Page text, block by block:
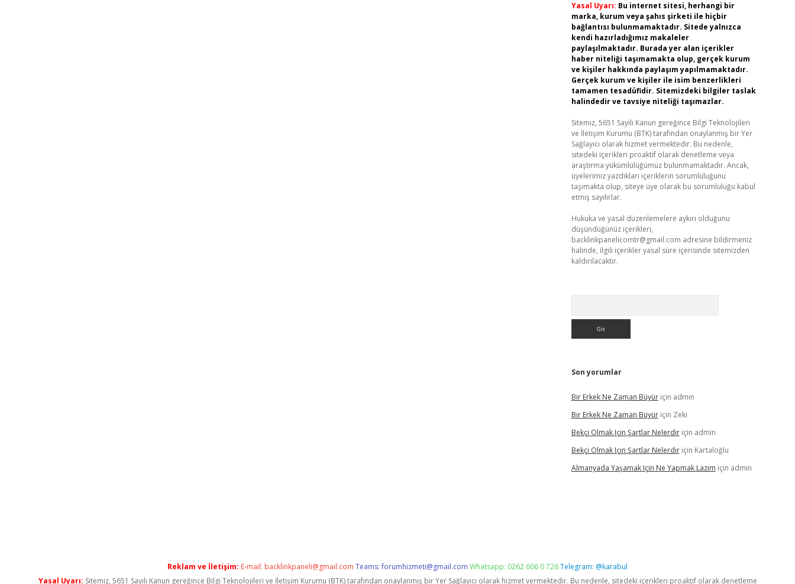
Yasal Uyarı: Bu internet sitesi, herhangi bir
marka, kurum veya şahıs şirketi ile hiçbir
bağlantısı bulunmamaktadır. Sitede yalnızca
kendi hazırladığımız makaleler
paylaşılmaktadır. Burada yer alan içerikler
haber niteliği taşımamakta olup, gerçek kurum
ve kişiler hakkında paylaşım yapılmamaktadır.
Gerçek kurum ve kişiler ile isim benzerlikleri
tamamen tesadüfidir. Sitemizdeki bilgiler taslak
halindedir ve tavsiye niteliği taşımazlar.
Sitemiz, 5651 Sayılı Kanun gereğince Bilgi Teknolojileri
ve İletişim Kurumu (BTK) tarafından onaylanmış bir Yer
Sağlayıcı olarak hizmet vermektedir. Bu nedenle,
sitedeki içerikleri proaktif olarak denetleme veya
araştırma yükümlülüğümüz bulunmamaktadır. Ancak,
üyelerimiz yazdıkları içeriklerin sorumluluğunu
taşımakta olup, siteye üye olarak bu sorumluluğu kabul
etmiş sayılırlar.
Hukuka ve yasal düzenlemelere aykırı olduğunu
düşündüğünüz içerikleri,
backlinkpanelicomtr@gmail.com adresine bildirmeniz
halinde, ilgili içerikler yasal süre içerisinde sitemizden
kaldırılacaktır.
Son yorumlar
Bir Erkek Ne Zaman Büyüriçin admin
Bir Erkek Ne Zaman Büyüriçin Zeki
Bekçi Olmak Için Şartlar Nelerdiriçin admin
Bekçi Olmak Için Şartlar Nelerdiriçin Kartaloğlu
Almanyada Yaşamak Için Ne Yapmak Lazım için admin
Reklam ve İletişim: E-mail: backlinkpaneli@gmail.com Teams:forumhizmeti@gmail.com Whatsapp: 0262 606 0 726Telegram: @karabul
Yasal Uyarı: Sitemiz, 5651 Sayılı Kanun gereğince Bilgi Teknolojileri ve İletişim Kurumu (BTK) tarafından onaylanmış bir Yer Sağlayıcı olarak hizmet vermektedir. Bu nedenle, sitedeki içerikleri proaktif olarak denetleme